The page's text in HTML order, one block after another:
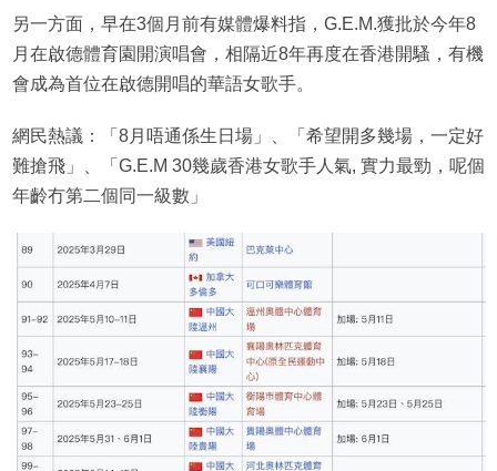
另一方面，早在3個月前有媒體爆料指，G.E.M.獲批於今年8
月在啟德體育園開演唱會，相隔近8年再度在香港開騷，有機
會成為首位在啟德開唱的華語女歌手。
網民熱議：「8月唔通係生日場」、「希望開多幾場，一定好
難搶飛」、「G.E.M 30幾歲香港女歌手人氣, 實力最勁，呢個
年齡冇第二個同一級數」